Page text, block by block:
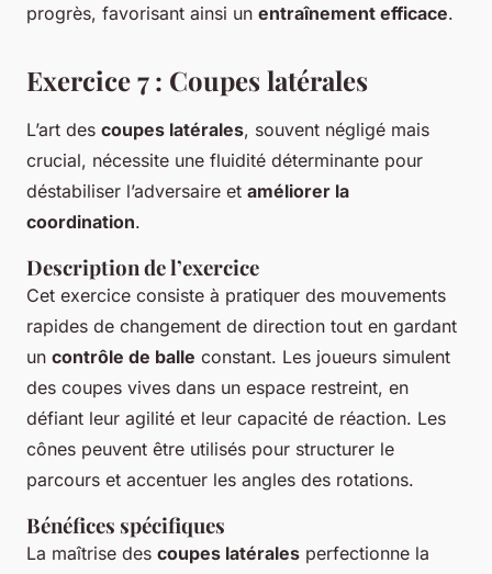
progrès, favorisant ainsi un entraînement efficace.
Exercice 7 : Coupes latérales
L’art des coupes latérales, souvent négligé mais
crucial, nécessite une fluidité déterminante pour
déstabiliser l’adversaire et améliorer la
coordination.
Description de l’exercice
Cet exercice consiste à pratiquer des mouvements
rapides de changement de direction tout en gardant
un contrôle de balle constant. Les joueurs simulent
des coupes vives dans un espace restreint, en
défiant leur agilité et leur capacité de réaction. Les
cônes peuvent être utilisés pour structurer le
parcours et accentuer les angles des rotations.
Bénéfices spécifiques
La maîtrise des coupes latérales perfectionne la